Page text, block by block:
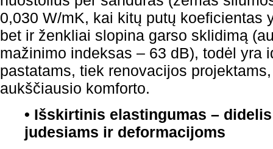
0,030 W/mK, kai kitų putų koeficientas
bet ir ženkliai slopina garso sklidimą
mažinimo indeksas – 63 dB), todėl yra
pastatams, tiek renovacijos
aukščiausio komforto.
• Išskirtinis elastingumas –
judesiams ir deformacijoms